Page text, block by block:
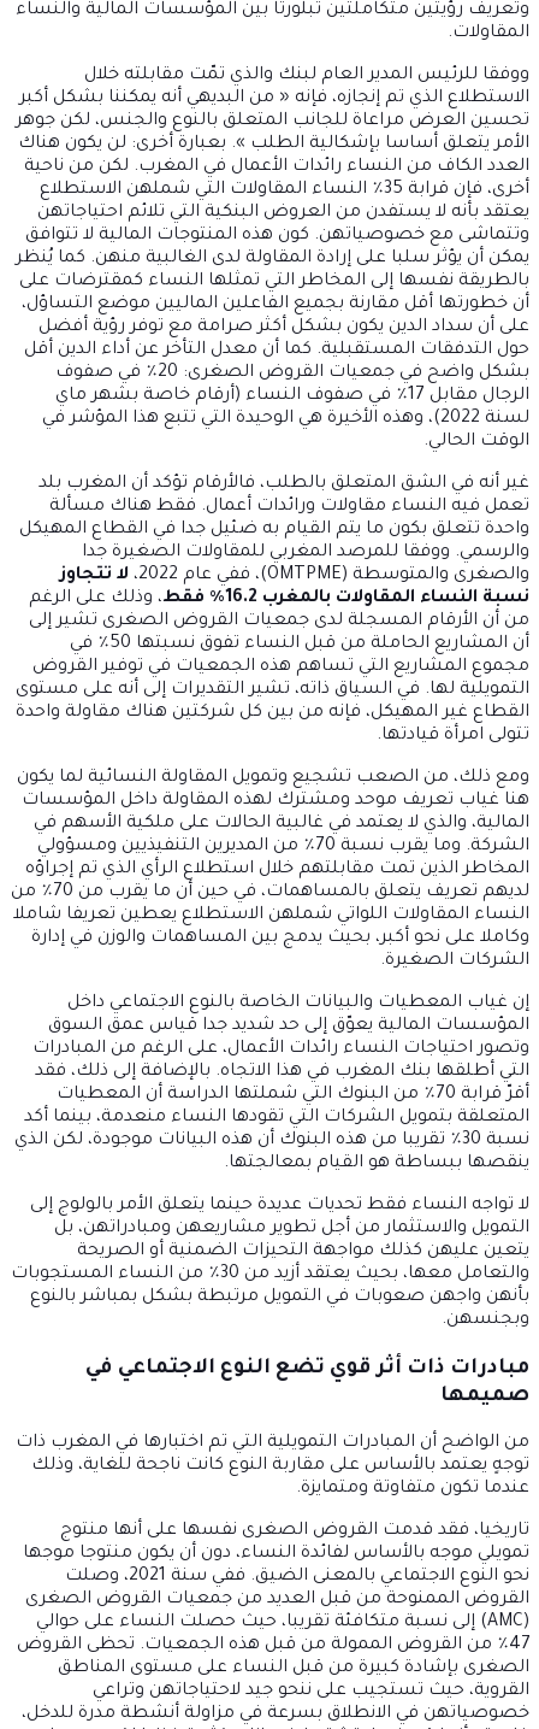
وتعريف رؤيتين متكاملتين تبلورتا بين المؤسسات المالية والنساء
المقاولات.
ووفقا للرئيس المدير العام لبنك والذي تمّت مقابلته خلال
الاستطلاع الذي تم إنجازه، فإنه « من البديهي أنه يمكننا بشكل أكبر
تحسين العرض مراعاة للجانب المتعلق بالنوع والجنس، لكن جوهر
الأمر يتعلق أساسا بإشكالية الطلب ». بعبارة أخرى: لن يكون هناك
العدد الكاف من النساء رائدات الأعمال في المغرب. لكن من ناحية
أخرى، فإن قرابة 35٪ النساء المقاولات التي شملهن الاستطلاع
يعتقد بأنه لا يستفدن من العروض البنكية التي تلائم احتياجاتهن
وتتماشى مع خصوصياتهن. كون هذه المنتوجات المالية لا تتوافق
يمكن أن يؤثر سلبا على إرادة المقاولة لدى الغالبية منهن. كما يُنظر
بالطريقة نفسها إلى المخاطر التي تمثلها النساء كمقترضات على
أن خطورتها أقل مقارنة بجميع الفاعلين الماليين موضع التساؤل،
على أن سداد الدين يكون بشكل أكثر صرامة مع توفر رؤية أفضل
حول التدفقات المستقبلية. كما أن معدل التأخر عن أداء الدين أقل
بشكل واضح في جمعيات القروض الصغرى: 20٪ في صفوف
الرجال مقابل 17٪ في صفوف النساء (أرقام خاصة بشهر ماي
لسنة 2022)، وهذه الأخيرة هي الوحيدة التي تتبع هذا المؤشر في
الوقت الحالي.
غير أنه في الشق المتعلق بالطلب، فالأرقام تؤكد أن المغرب بلد
تعمل فيه النساء مقاولات ورائدات أعمال. فقط هناك مسألة
واحدة تتعلق بكون ما يتم القيام به ضئيل جدا في القطاع المهيكل
والرسمي. ووفقا للمرصد المغربي للمقاولات الصغيرة جدا
والصغرى والمتوسطة (OMTPME)، ففي عام 2022،
لا تتجاوز
نسبة النساء المقاولات بالمغرب 16.2٪ فقط
، وذلك على الرغم
من أن الأرقام المسجلة لدى جمعيات القروض الصغرى تشير إلى
أن المشاريع الحاملة من قبل النساء تفوق نسبتها 50٪ في
مجموع المشاريع التي تساهم هذه الجمعيات في توفير القروض
التمويلية لها. في السياق ذاته، تشير التقديرات إلى أنه على مستوى
القطاع غير المهيكل، فإنه من بين كل شركتين هناك مقاولة واحدة
تتولى امرأة قيادتها.
ومع ذلك، من الصعب تشجيع وتمويل المقاولة النسائية لما يكون
هنا غياب تعريف موحد ومشترك لهذه المقاولة داخل المؤسسات
المالية، والذي لا يعتمد في غالبية الحالات على ملكية الأسهم في
الشركة. وما يقرب نسبة 70٪ من المديرين التنفيذيين ومسؤولي
المخاطر الذين تمت مقابلتهم خلال استطلاع الرأي الذي تم إجراؤه
لديهم تعريف يتعلق بالمساهمات، في حين أن ما يقرب من 70٪ من
النساء المقاولات اللواتي شملهن الاستطلاع يعطين تعريفا شاملا
وكاملا على نحو أكبر، بحيث يدمج بين المساهمات والوزن في إدارة
الشركات الصغيرة.
إن غياب المعطيات والبيانات الخاصة بالنوع الاجتماعي داخل
المؤسسات المالية يعوّق إلى حد شديد جدا قياس عمق السوق
وتصور احتياجات النساء رائدات الأعمال، على الرغم من المبادرات
التي أطلقها بنك المغرب في هذا الاتجاه. بالإضافة إلى ذلك، فقد
أقرّ قرابة 70٪ من البنوك التي شملتها الدراسة أن المعطيات
المتعلقة بتمويل الشركات التي تقودها النساء منعدمة، بينما أكد
نسبة 30٪ تقريبا من هذه البنوك أن هذه البيانات موجودة، لكن الذي
ينقصها ببساطة هو القيام بمعالجتها.
لا تواجه النساء فقط تحديات عديدة حينما يتعلق الأمر بالولوج إلى
التمويل والاستثمار من أجل تطوير مشاريعهن ومبادراتهن، بل
يتعين عليهن كذلك مواجهة التحيزات الضمنية أو الصريحة
والتعامل معها، بحيث يعتقد أزيد من 30٪ من النساء المستجوبات
بأنهن واجهن صعوبات في التمويل مرتبطة بشكل بمباشر بالنوع
وبجنسهن.
مبادرات ذات أثر قوي تضع النوع الاجتماعي في
صميمها
من الواضح أن المبادرات التمويلية التي تم اختبارها في المغرب ذات
توجهٍ يعتمد بالأساس على مقاربة النوع كانت ناجحة للغاية، وذلك
عندما تكون متفاوتة ومتمايزة.
تاريخيا، فقد قدمت القروض الصغرى نفسها على أنها منتوج
تمويلي موجه بالأساس لفائدة النساء، دون أن يكون منتوجا موجها
نحو النوع الاجتماعي بالمعنى الضيق. ففي سنة 2021، وصلت
القروض الممنوحة من قبل العديد من جمعيات القروض الصغرى
(AMC) إلى نسبة متكافئة تقريبا، حيث حصلت النساء على حوالي
47٪ من القروض الممولة من قبل هذه الجمعيات. تحظى القروض
الصغرى بإشادة كبيرة من قبل النساء على مستوى المناطق
القروية، حيث تستجيب على ننحو جيد لاحتياجاتهن وتراعي
خصوصياتهن في الانطلاق بسرعة في مزاولة أنشطة مدرة للدخل،